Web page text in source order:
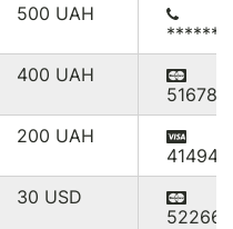
500 UAH
400 UAH
200 UAH
30 USD